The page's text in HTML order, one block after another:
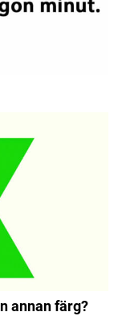
annan färg?